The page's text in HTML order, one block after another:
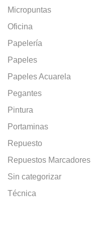
Micropuntas
Oficina
Papelería
Papeles
Papeles Acuarela
Pegantes
Pintura
Portaminas
Repuesto
Repuestos Marcadores
Sin categorizar
Técnica